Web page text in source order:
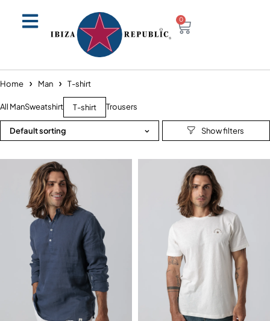
0
Home Man T-shirt
All ManSweatshirt T-shirt Trousers
Default sorting